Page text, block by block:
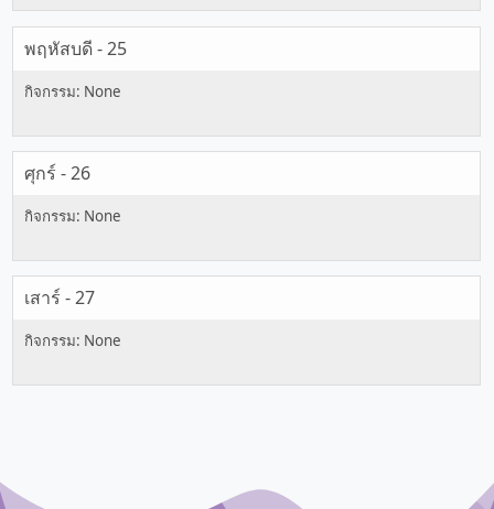
พฤหัสบดี - 25
ศุกร์ - 26
เสาร์ - 27